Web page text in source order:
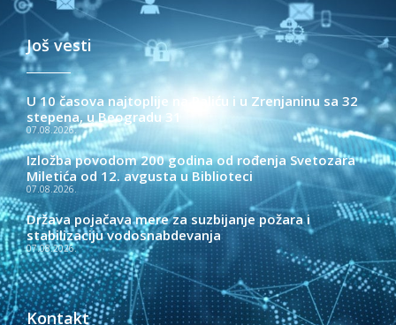
Još vesti
U 10 časova najtoplije na Paliću i u Zrenjaninu sa 32
stepena, u Beogradu 31
07.08.2026.
Izložba povodom 200 godina od rođenja Svetozara
Miletića od 12. avgusta u Biblioteci
07.08.2026.
Država pojačava mere za suzbijanje požara i
stabilizaciju vodosnabdevanja
07.08.2026.
Kontakt